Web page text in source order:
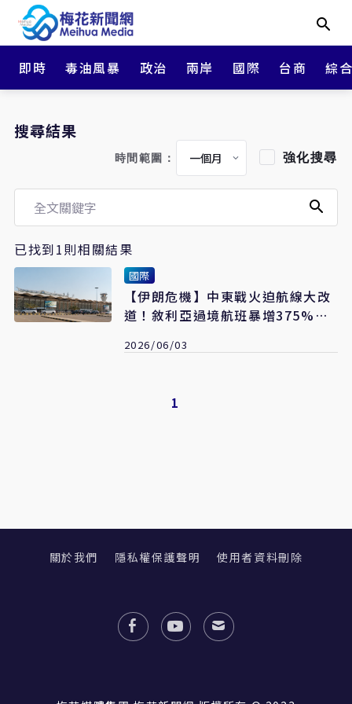
即時 毒油風暴 政治 兩岸 國際 台商 綜
搜尋結果
時間範圍： 強化搜尋
已找到1則相關結果
國際
【伊朗危機】中東戰火迫航線大改
道！敘利亞過境航班暴增375%大
2026/06/03
1
關於我們 隱私權保護聲明 使用者資料刪除